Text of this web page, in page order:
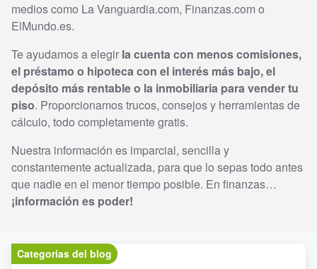
medios como La Vanguardia.com, Finanzas.com o
ElMundo.es.
Te ayudamos a elegir la cuenta con menos comisiones,
el préstamo o hipoteca con el interés más bajo, el
depósito más rentable o la inmobiliaria para vender tu
piso. Proporcionamos trucos, consejos y herramientas de
cálculo, todo completamente gratis.
Nuestra información es imparcial, sencilla y
constantemente actualizada, para que lo sepas todo antes
que nadie en el menor tiempo posible. En finanzas…
¡información es poder!
Categorías del blog